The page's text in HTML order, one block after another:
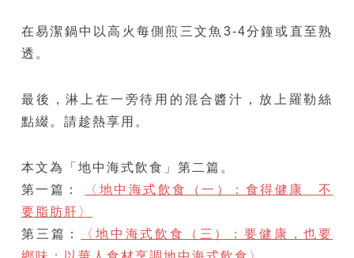
在易潔鍋中以高火每側煎三文魚3-4分鐘或直至熟
透。
最後，淋上在一旁待用的混合醬汁，放上羅勒絲
點綴。請趁熱享用。
本文為「地中海式飲食」第二篇。
第一篇：
〈 地中海式飲食（一）：食得健康 不
要脂肪肝 〉
第三篇：
〈地中海式飲食（三）：要健康，也要